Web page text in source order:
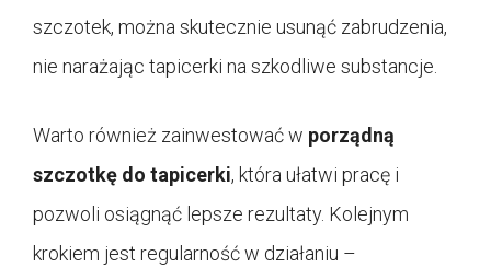
szczotek, można skutecznie usunąć zabrudzenia,
nie narażając tapicerki na szkodliwe substancje.
Warto również zainwestować w porządną
szczotkę do tapicerki, która ułatwi pracę i
pozwoli osiągnąć lepsze rezultaty. Kolejnym
krokiem jest regularność w działaniu –